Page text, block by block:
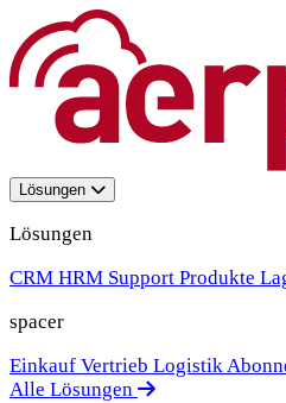
Lösungen
Lösungen
CRM HRM Support Produkte
spacer
Einkauf Vertrieb Logistik
Alle Lösungen